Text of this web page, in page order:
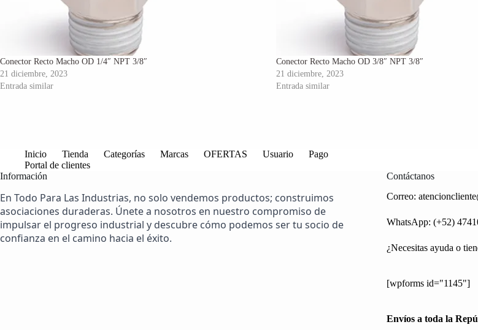
Conector Recto Macho OD 1/4″ NPT 3/8″
21 diciembre, 2023
Entrada similar
Conector Recto Macho OD 3/8″ NPT 3/8″
21 diciembre, 2023
Entrada similar
Inicio Tienda Categorías Marcas OFERTAS Usuario
Pago
Portal de clientes
Información
En Todo Para Las Industrias, no solo vendemos productos; construimos
asociaciones duraderas. Únete a nosotros en nuestro compromiso de
impulsar el progreso industrial y descubre cómo podemos ser tu socio de
confianza en el camino hacia el éxito.
Contáctanos
Correo:
WhatsApp: (+52)
¿Necesitas ayuda o
[wpforms id="1145"]
Envíos a toda la